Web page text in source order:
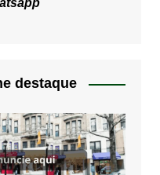
destaque